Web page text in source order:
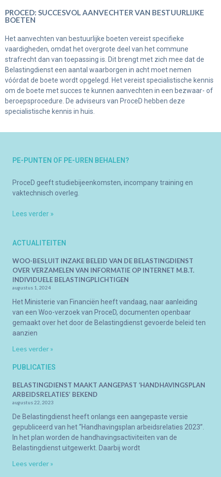
PROCED: SUCCESVOL AANVECHTER VAN BESTUURLIJKE
BOETEN
Het aanvechten van bestuurlijke boeten vereist specifieke
vaardigheden, omdat het overgrote deel van het commune
strafrecht dan van toepassing is. Dit brengt met zich mee dat de
Belastingdienst een aantal waarborgen in acht moet nemen
vóórdat de boete wordt opgelegd. Het vereist specialistische kennis
om de boete met succes te kunnen aanvechten in een bezwaar- of
beroepsprocedure. De adviseurs van ProceD hebben deze
specialistische kennis in huis.
PE-PUNTEN OF PE-UREN BEHALEN?
ProceD geeft studiebijeenkomsten, incompany training en
vaktechnisch overleg.
Lees verder »
ACTUALITEITEN
WOO-BESLUIT INZAKE BELEID VAN DE BELASTINGDIENST
OVER VERZAMELEN VAN INFORMATIE OP INTERNET M.B.T.
INDIVIDUELE BELASTINGPLICHTIGEN
augustus 1, 2024
Het Ministerie van Financiën heeft vandaag, naar aanleiding
van een Woo-verzoek van ProceD, documenten openbaar
gemaakt over het door de Belastingdienst gevoerde beleid ten
aanzien
Lees verder »
PUBLICATIES
BELASTINGDIENST MAAKT AANGEPAST ‘HANDHAVINGSPLAN
ARBEIDSRELATIES’ BEKEND
augustus 22, 2023
De Belastingdienst heeft onlangs een aangepaste versie
gepubliceerd van het “Handhavingsplan arbeidsrelaties 2023”.
In het plan worden de handhavingsactiviteiten van de
Belastingdienst uitgewerkt. Daarbij wordt
Lees verder »